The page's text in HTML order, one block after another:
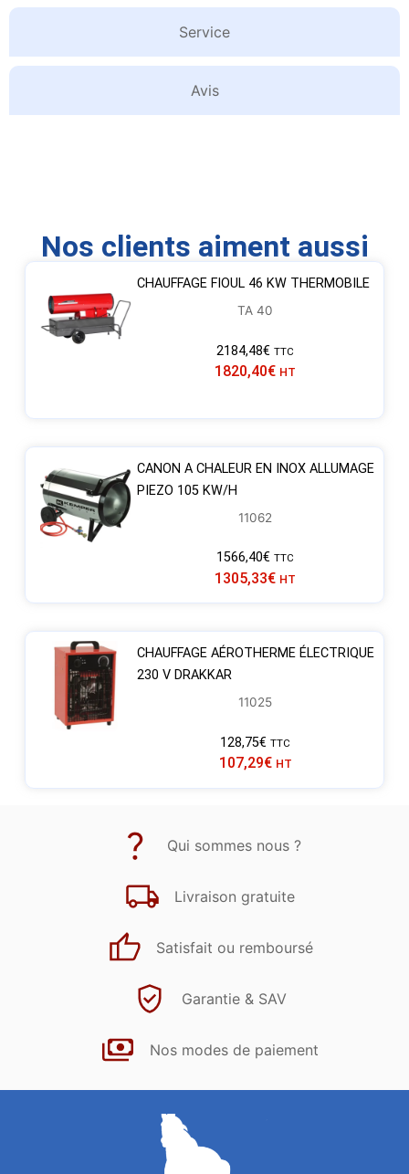
Service
Avis
Nos clients aiment aussi
CHAUFFAGE FIOUL 46 KW THERMOBILE
TA 40
2184,48€ TTC
1820,40€ HT
CANON A CHALEUR EN INOX ALLUMAGE
PIEZO 105 KW/H
11062
1566,40€ TTC
1305,33€ HT
CHAUFFAGE AÉROTHERME ÉLECTRIQUE
230 V DRAKKAR
11025
128,75€ TTC
107,29€ HT
Qui sommes nous ?
Livraison gratuite
Satisfait ou remboursé
Garantie & SAV
Nos modes de paiement